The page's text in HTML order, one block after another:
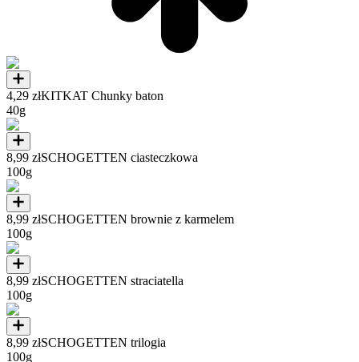
4,29 złKITKAT Chunky baton
40g
8,99 złSCHOGETTEN ciasteczkowa
100g
8,99 złSCHOGETTEN brownie z karmelem
100g
8,99 złSCHOGETTEN straciatella
100g
8,99 złSCHOGETTEN trilogia
100g